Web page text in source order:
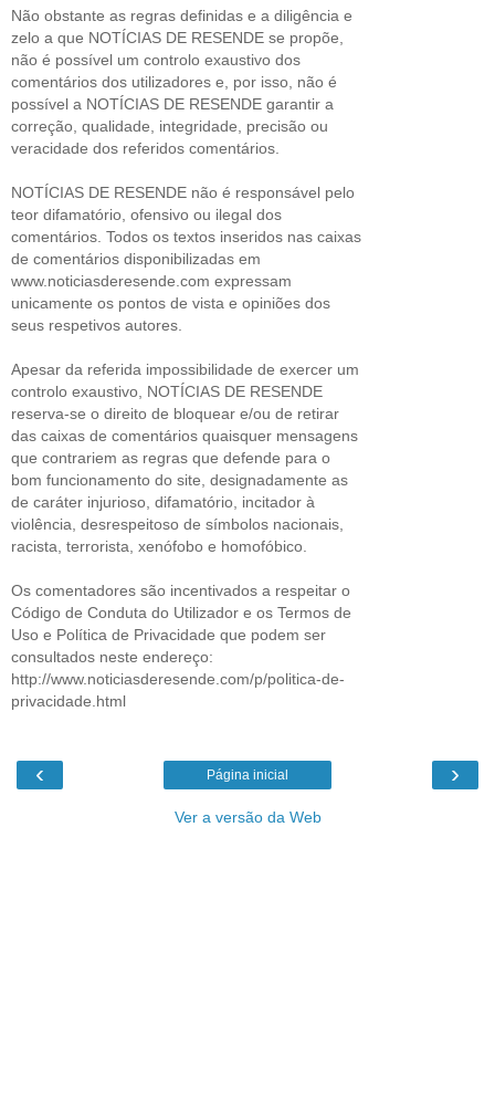
Não obstante as regras definidas e a diligência e
zelo a que NOTÍCIAS DE RESENDE se propõe,
não é possível um controlo exaustivo dos
comentários dos utilizadores e, por isso, não é
possível a NOTÍCIAS DE RESENDE garantir a
correção, qualidade, integridade, precisão ou
veracidade dos referidos comentários.
NOTÍCIAS DE RESENDE não é responsável pelo
teor difamatório, ofensivo ou ilegal dos
comentários. Todos os textos inseridos nas caixas
de comentários disponibilizadas em
www.noticiasderesende.com expressam
unicamente os pontos de vista e opiniões dos
seus respetivos autores.
Apesar da referida impossibilidade de exercer um
controlo exaustivo, NOTÍCIAS DE RESENDE
reserva-se o direito de bloquear e/ou de retirar
das caixas de comentários quaisquer mensagens
que contrariem as regras que defende para o
bom funcionamento do site, designadamente as
de caráter injurioso, difamatório, incitador à
violência, desrespeitoso de símbolos nacionais,
racista, terrorista, xenófobo e homofóbico.
Os comentadores são incentivados a respeitar o
Código de Conduta do Utilizador e os Termos de
Uso e Política de Privacidade que podem ser
consultados neste endereço:
http://www.noticiasderesende.com/p/politica-de-
privacidade.html
‹ ›
Página inicial
Ver a versão da Web